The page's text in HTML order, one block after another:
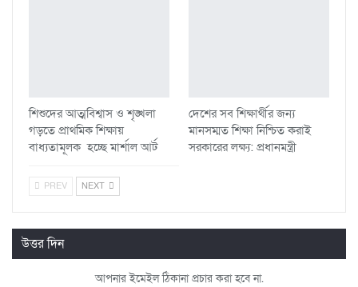
শিশুদের আত্মবিশ্বাস ও শৃঙ্খলা
গড়তে প্রাথমিক শিক্ষায়
বাধ্যতামূলক হচ্ছে মার্শাল আর্ট
দেশের সব শিক্ষার্থীর জন্য
মানসম্মত শিক্ষা নিশ্চিত করাই
সরকারের লক্ষ্য: প্রধানমন্ত্রী
PREV NEXT
উত্তর দিন
আপনার ইমেইল ঠিকানা প্রচার করা হবে না.